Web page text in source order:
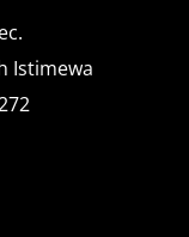
Istimewa